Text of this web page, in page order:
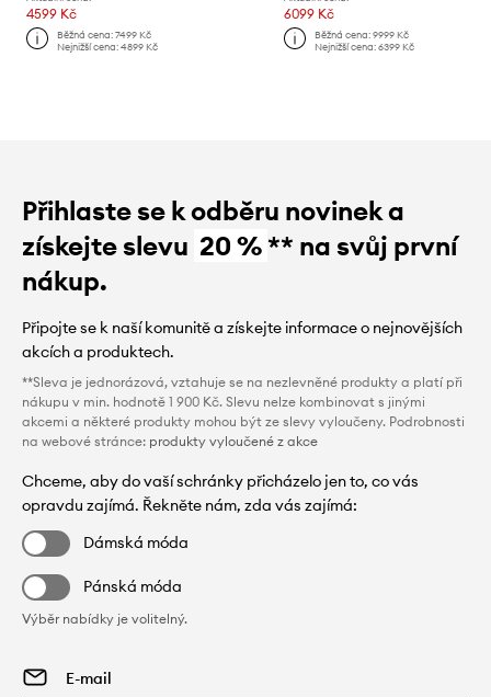
4599 Kč
Běžná cena:7499 Kč
Nejnižší cena:4899 Kč
6099 Kč
Běžná cena: 9999 Kč
Nejnižší cena: 6399 Kč
Přihlaste se k odběru novinek a
získejte slevu 20 %** na svůj první
nákup.
Připojte se k naší komunitě a získejte informace o nejnovějších
akcích a produktech.
**Sleva je jednorázová, vztahuje se na nezlevněné produkty a platí při
nákupu v min. hodnotě 1 900 Kč. Slevu nelze kombinovat s jinými
akcemi a některé produkty mohou být ze slevy vyloučeny. Podrobnosti
na webové stránce: produkty vyloučené z akce
Chceme, aby do vaší schránky přicházelo jen to, co vás
opravdu zajímá. Řekněte nám, zda vás zajímá:
Dámská móda
Pánská móda
Výběr nabídky je volitelný.